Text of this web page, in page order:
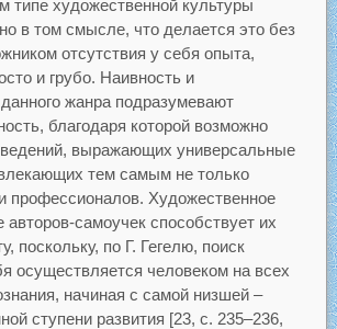
типе художественной культуры
в том смысле, что делается это без
отсутствия у себя опыта,
и грубо. Наивность и
жанра подразумевают
благодаря которой возможно
выражающих универсальные
тем самым не только
профессионалов. Художественное
самоучек способствует их
поскольку, по Г. Гегелю, поиск
осуществляется человеком на всех
начиная с самой низшей –
ступени развития [23, c. 235–236,